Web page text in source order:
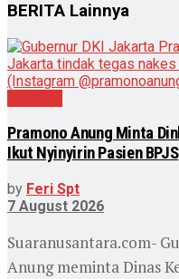
BERITA Lainnya
Pramono Anung Minta
Ikut Nyinyirin Pasien BPJS
by Feri Spt
7 August 2026
Suaranusantara.com-
Anung meminta Dinas